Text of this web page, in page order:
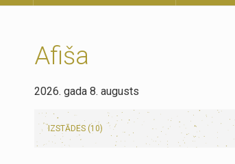
Afiša
2026. gada 8. augusts
IZSTĀDES (10)